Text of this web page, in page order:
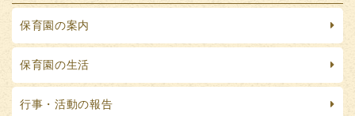
保育園の案内
保育園の生活
行事・活動の報告